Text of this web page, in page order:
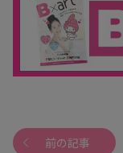
前の記事